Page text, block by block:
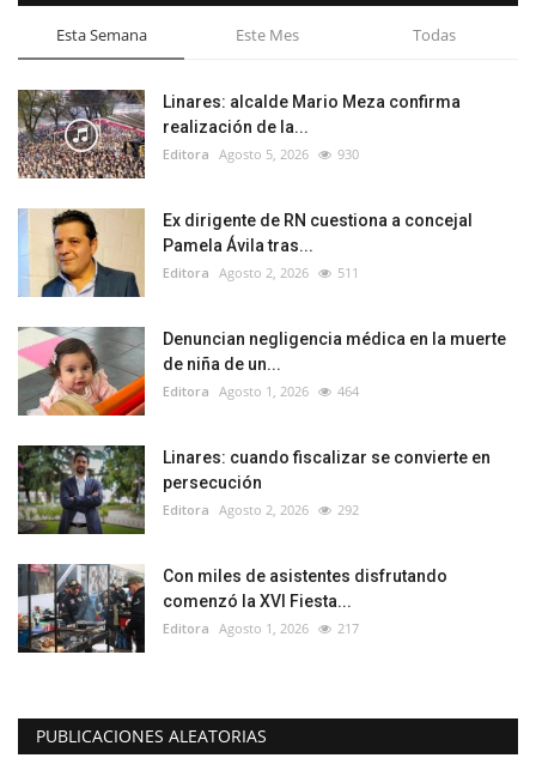
Esta Semana Este Mes Todas
Linares: alcalde Mario Meza confirma
realización de la...
Editora Agosto 5, 2026 930
Ex dirigente de RN cuestiona a concejal
Pamela Ávila tras...
Editora Agosto 2, 2026 511
Denuncian negligencia médica en la muerte
de niña de un...
Editora Agosto 1, 2026 464
Linares: cuando fiscalizar se convierte en
persecución
Editora Agosto 2, 2026 292
Con miles de asistentes disfrutando
comenzó la XVI Fiesta...
Editora Agosto 1, 2026 217
PUBLICACIONES ALEATORIAS